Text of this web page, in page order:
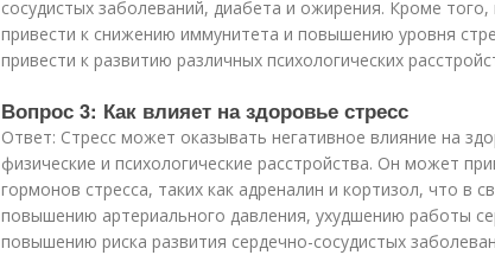
сосудистых заболеваний, диабета и ожирения. Кроме
привести к снижению иммунитета и повышению уровня
привести к развитию различных психологических
Вопрос 3: Как влияет на здоровье стресс
Ответ: Стресс может оказывать негативное влияние на
физические и психологические расстройства. Он может
гормонов стресса, таких как адреналин и кортизол, что в
повышению артериального давления, ухудшению работы
повышению риска развития сердечно-сосудистых